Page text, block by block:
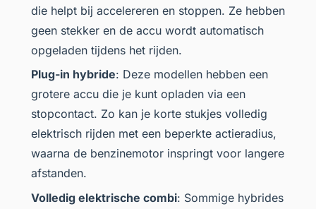
die helpt bij accelereren en stoppen. Ze hebben
geen stekker en de accu wordt automatisch
opgeladen tijdens het rijden.
Plug-in hybride: Deze modellen hebben een
grotere accu die je kunt opladen via een
stopcontact. Zo kan je korte stukjes volledig
elektrisch rijden met een beperkte actieradius,
waarna de benzinemotor inspringt voor langere
afstanden.
Volledig elektrische combi: Sommige hybrides